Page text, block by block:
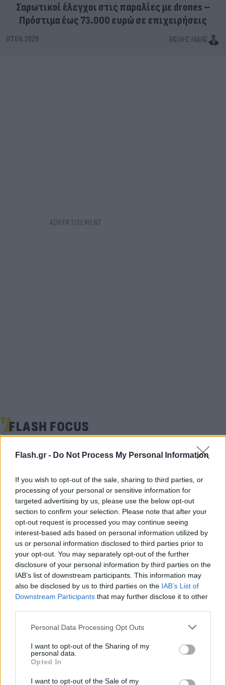
Flash.gr - Do Not Process My Personal Information
If you wish to opt-out of the sale, sharing to third parties, or
processing of your personal or sensitive information for
targeted advertising by us, please use the below opt-out
section to confirm your selection. Please note that after your
opt-out request is processed you may continue seeing
interest-based ads based on personal information utilized by
us or personal information disclosed to third parties prior to
your opt-out. You may separately opt-out of the further
disclosure of your personal information by third parties on the
IAB’s list of downstream participants. This information may
also be disclosed by us to third parties on the IAB’s List of
Downstream Participants that may further disclose it to other
Please note that this website/app uses one or more Google
not limited to your visit or usage behaviour. You may click to
grant or deny consent to Google and its third-party tags to
use your data for below specified purposes in below Google
consent section.
Personal Data Processing Opt Outs
I want to opt-out of the Sharing of my
personal data.
Opted In
I want to opt-out of the Sale of my
Σαρωτικοί έλεγχοι στις παραλίες με drones –
Πρόστιμα έως 73.000 ευρώ σε επιχειρήσεις
07.08.2026 ΒΑΣΊΛΗΣ ΛΑΔΙΆΣ
FLASH FOCUS